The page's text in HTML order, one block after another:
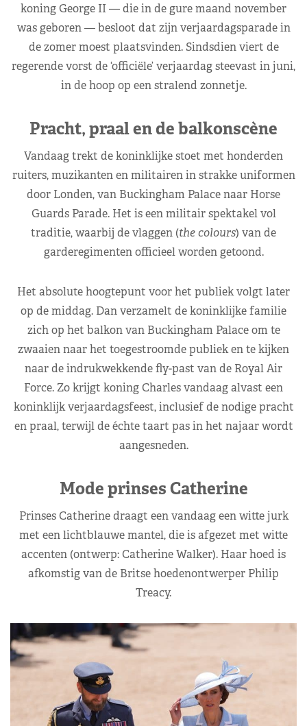
koning George II — die in de gure maand november
was geboren — besloot dat zijn verjaardagsparade in
de zomer moest plaatsvinden. Sindsdien viert de
regerende vorst de ‘officiële’ verjaardag steevast in juni,
in de hoop op een stralend zonnetje.
Pracht, praal en de balkonscène
Vandaag trekt de koninklijke stoet met honderden
ruiters, muzikanten en militairen in strakke uniformen
door Londen, van Buckingham Palace naar Horse
Guards Parade. Het is een militair spektakel vol
traditie, waarbij de vlaggen (the colours) van de
garderegimenten officieel worden getoond.
Het absolute hoogtepunt voor het publiek volgt later
op de middag. Dan verzamelt de koninklijke familie
zich op het balkon van Buckingham Palace om te
zwaaien naar het toegestroomde publiek en te kijken
naar de indrukwekkende fly-past van de Royal Air
Force. Zo krijgt koning Charles vandaag alvast een
koninklijk verjaardagsfeest, inclusief de nodige pracht
en praal, terwijl de échte taart pas in het najaar wordt
aangesneden.
Mode prinses Catherine
Prinses Catherine draagt een vandaag een witte jurk
met een lichtblauwe mantel, die is afgezet met witte
accenten (ontwerp: Catherine Walker). Haar hoed is
afkomstig van de Britse hoedenontwerper Philip
Treacy.